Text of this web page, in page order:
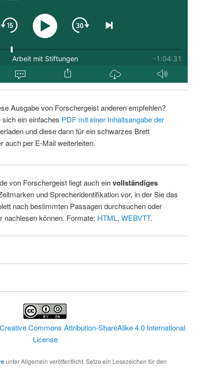
Ausgabe von Forschergeist anderen empfehlen?
ein einfaches PDF mit einer Inhaltsangabe der
und diese dann für ein schwarzes Brett
auch per E-Mail weiterleiten.
von Forschergeist liegt auch einvollständiges
und Sprecheridentifikation vor, in der Sie das
nach bestimmten Passagen durchsuchen oder
nachlesen können. Formate: HTML, WEBVTT.
Creative Commons Attribution-ShareAlike 4.0 International
License
unter Allgemein veröffentlicht. Setze ein Lesezeichen für den